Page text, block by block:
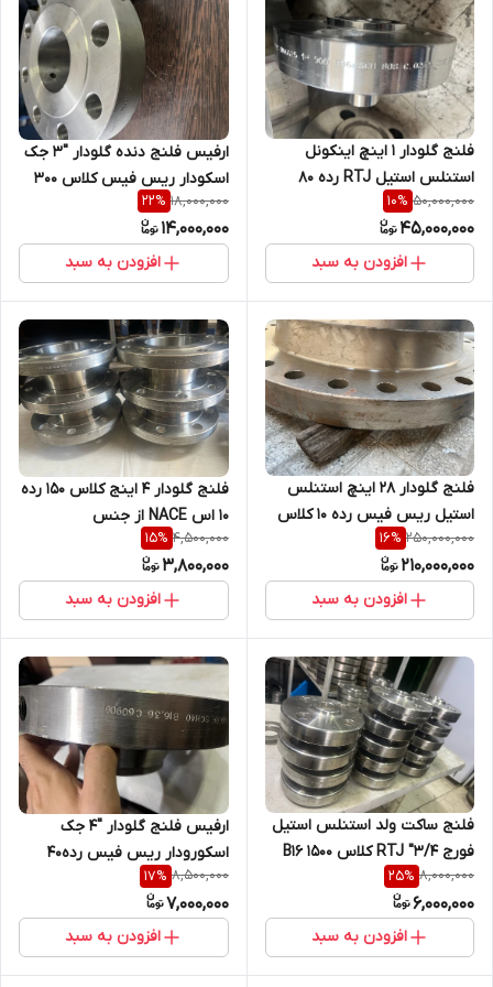
فلنج گلودار 1 اینچ اینکونل
استنلس استیل RTJ رده 80
NO6625
50,000,000
10%
45,000,000
افزودن به سبد
ارفیس فلنج دنده گلودار "3 جک
اسکودار ریس فیس کلاس 300
304L
18,000,000
22%
14,000,000
افزودن به سبد
فلنج گلودار 28 اینچ استنلس
استیل ریس فیس رده 10 کلاس
SA182/F304
250,000,000
16%
210,000,000
افزودن به سبد
فلنج گلودار 4 اینج کلاس 150 رده
10 اس NACE از جنس
SA182F316/316L
4,500,000
15%
3,800,000
افزودن به سبد
فلنج ساکت ولد استنلس استیل
فورج RTJ "3/4 کلاس 1500 B16
F316/F316L
8,000,000
25%
6,000,000
افزودن به سبد
ارفیس فلنج گلودار "4 جک
اسکورودار ریس فیس رده40
F304L
8,500,000
17%
7,000,000
افزودن به سبد